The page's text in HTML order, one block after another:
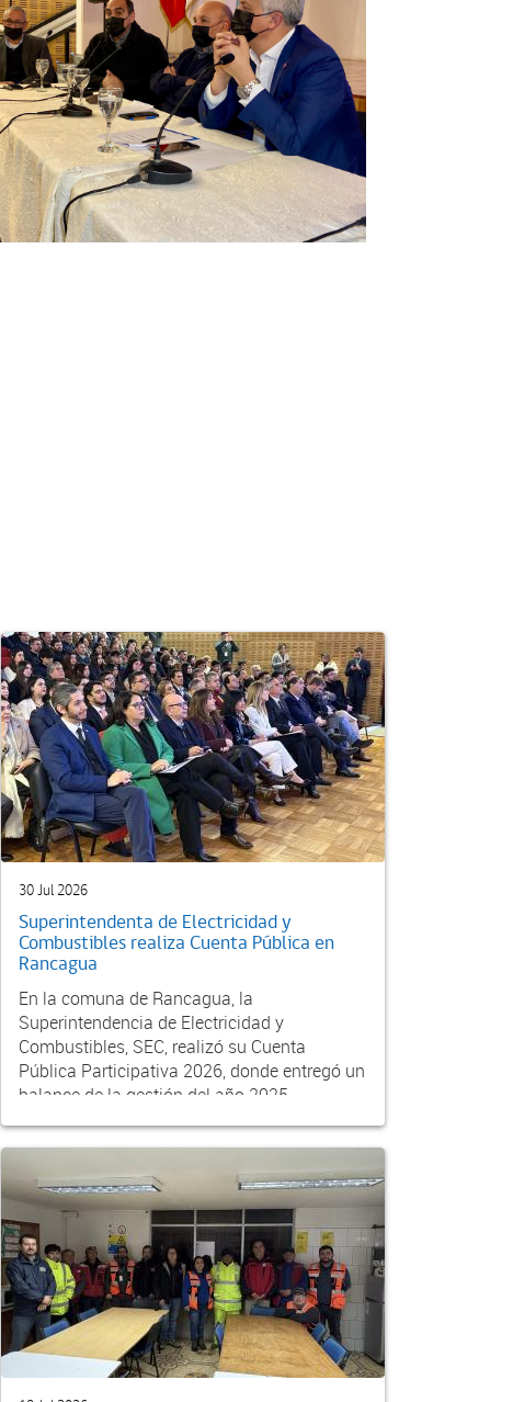
30 Jul 2026
Superintendenta de Electricidad y
Combustibles realiza Cuenta Pública en
Rancagua
En la comuna de Rancagua, la
Superintendencia de Electricidad y
Combustibles, SEC, realizó su Cuenta
Pública Participativa 2026, donde entregó un
balance de la gestión del año 2025...